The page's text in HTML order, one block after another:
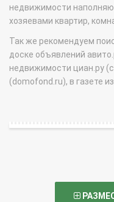
недвижимости
хозяевами квартир,
Так же рекомендуем
доске объявлений
недвижимости циан.ру
(domofond.ru), в газете